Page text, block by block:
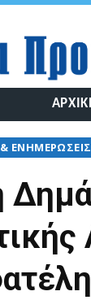
ΕΝΗΜΕΡΏΣΕΙΣ